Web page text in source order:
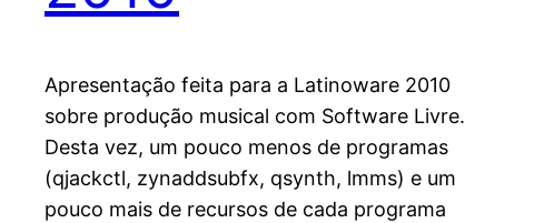
Apresentação feita para a Latinoware 2010
sobre produção musical com Software Livre.
Desta vez, um pouco menos de programas
(qjackctl, zynaddsubfx, qsynth, lmms) e um
pouco mais de recursos de cada programa